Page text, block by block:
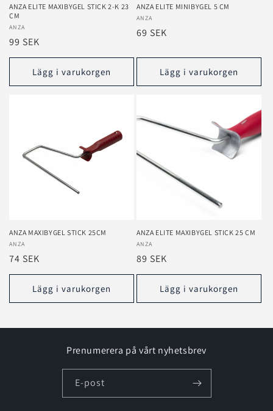
ANZA ELITE MAXIBYGEL STICK 2-K 23
CM
Säljare:
ANZA
Ordinarie
pris
99 SEK
Lägg i varukorgen
ANZA ELITE MINIBYGEL 5 CM
Säljare:
ANZA
Ordinarie
69 SEK
Lägg i varukorgen
ANZA MAXIBYGEL STICK 25CM
Säljare:
ANZA
Ordinarie
pris
74 SEK
Lägg i varukorgen
ANZA ELITE MAXIBYGEL STICK 25 CM
Säljare:
ANZA
Ordinarie
pris
89 SEK
Lägg i varukorgen
Prenumerera på vårt nyhetsbrev
E-post